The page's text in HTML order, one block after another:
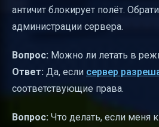
античит блокирует полёт.
администрации сервера.
Вопрос: Можно ли летать в
Ответ: Да, если сервер
соответствующие права.
Вопрос: Что делать, если меня